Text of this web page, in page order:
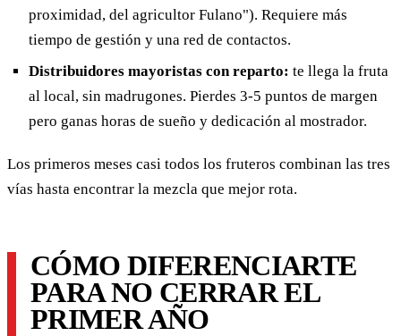
proximidad, del agricultor Fulano"). Requiere más
tiempo de gestión y una red de contactos.
Distribuidores mayoristas con reparto: te llega la fruta
al local, sin madrugones. Pierdes 3-5 puntos de margen
pero ganas horas de sueño y dedicación al mostrador.
Los primeros meses casi todos los fruteros combinan las tres
vías hasta encontrar la mezcla que mejor rota.
CÓMO DIFERENCIARTE
PARA NO CERRAR EL
PRIMER AÑO